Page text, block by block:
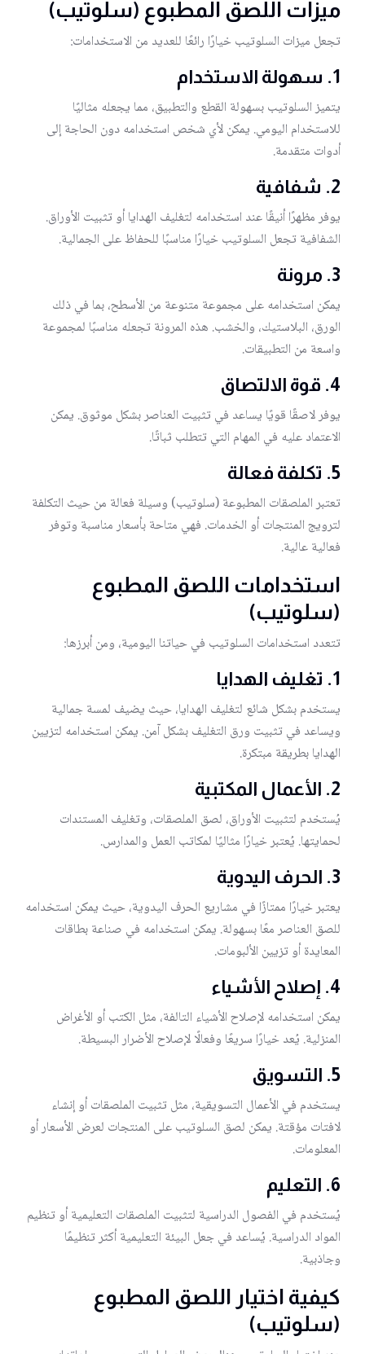
ميزات اللصق المطبوع (سلوتيب)
تجعل ميزات السلوتيب خيارًا رائعًا للعديد من الاستخدامات:
1. سهولة الاستخدام
يتميز السلوتيب بسهولة القطع والتطبيق، مما يجعله مثاليًا
للاستخدام اليومي. يمكن لأي شخص استخدامه دون الحاجة إلى
أدوات متقدمة.
2. شفافية
يوفر مظهرًا أنيقًا عند استخدامه لتغليف الهدايا أو تثبيت الأوراق.
الشفافية تجعل السلوتيب خيارًا مناسبًا للحفاظ على الجمالية.
3. مرونة
يمكن استخدامه على مجموعة متنوعة من الأسطح، بما في ذلك
الورق، البلاستيك، والخشب. هذه المرونة تجعله مناسبًا لمجموعة
واسعة من التطبيقات.
4. قوة الالتصاق
يوفر لاصقًا قويًا يساعد في تثبيت العناصر بشكل موثوق. يمكن
الاعتماد عليه في المهام التي تتطلب ثباتًا.
5. تكلفة فعالة
تعتبر الملصقات المطبوعة (سلوتيب) وسيلة فعالة من حيث التكلفة
لترويج المنتجات أو الخدمات. فهي متاحة بأسعار مناسبة وتوفر
فعالية عالية.
استخدامات اللصق المطبوع
(سلوتيب)
تتعدد استخدامات السلوتيب في حياتنا اليومية، ومن أبرزها:
1. تغليف الهدايا
يستخدم بشكل شائع لتغليف الهدايا، حيث يضيف لمسة جمالية
ويساعد في تثبيت ورق التغليف بشكل آمن. يمكن استخدامه لتزيين
الهدايا بطريقة مبتكرة.
2. الأعمال المكتبية
يُستخدم لتثبيت الأوراق، لصق الملصقات، وتغليف المستندات
لحمايتها. يُعتبر خيارًا مثاليًا لمكاتب العمل والمدارس.
3. الحرف اليدوية
يعتبر خيارًا ممتازًا في مشاريع الحرف اليدوية، حيث يمكن استخدامه
للصق العناصر معًا بسهولة. يمكن استخدامه في صناعة بطاقات
المعايدة أو تزيين الألبومات.
4. إصلاح الأشياء
يمكن استخدامه لإصلاح الأشياء التالفة، مثل الكتب أو الأغراض
المنزلية. يُعد خيارًا سريعًا وفعالًا لإصلاح الأضرار البسيطة.
5. التسويق
يستخدم في الأعمال التسويقية، مثل تثبيت الملصقات أو إنشاء
لافتات مؤقتة. يمكن لصق السلوتيب على المنتجات لعرض الأسعار أو
المعلومات.
6. التعليم
يُستخدم في الفصول الدراسية لتثبيت الملصقات التعليمية أو تنظيم
المواد الدراسية. يُساعد في جعل البيئة التعليمية أكثر تنظيمًا
وجاذبية.
كيفية اختيار اللصق المطبوع
(سلوتيب)